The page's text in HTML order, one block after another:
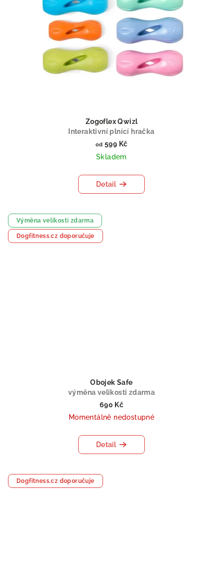
Zogoflex Qwizl
Interaktivní plnící hračka
od 599 Kč
Skladem
Detail
Výměna velikosti zdarma
Dogfitness.cz doporučuje
Obojek Safe
výměna velikosti zdarma
690 Kč
Momentálně nedostupné
Detail
Dogfitness.cz doporučuje